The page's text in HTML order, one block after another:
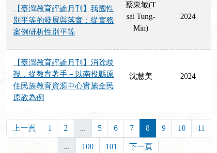
【臺灣教育評論月刊】我國性
別平等的發展與落實：從實務
案例研析性別平等
蔡東敏(T
sai Tung-
Min)
2024
【臺灣教育評論月刊】消除歧
視，從教育著手－以南投縣原
住民族教育資源中心實施全民
原教為例
沈慧美 2024
上一頁 1 2 ... 5 6 7 8 9 10 11
... 100 101 下一頁